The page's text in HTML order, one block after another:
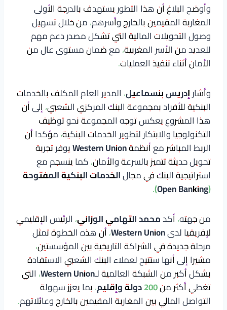
وأوضح البلاغ أن هذا التطور يستهدف بالدرجة الأولى
المغاربة المقيمين بالخارج وأسرهم، من خلال تسهيل
وصول التحويلات المالية التي تشكل مصدر دعم مهم
للعديد من الأسر المغربية، مع ضمان مستوى عال من
الأمان أثناء تنفيذ العمليات.
وأشارإدريس بنسماعيل، المدير العام المكلف بالخدمات
البنكية للأفراد بمجموعة البنك المركزي الشعبي، إلى أن
هذا المشروع يعكس توجه المجموعة نحو توظيف
التكنولوجيا والابتكار لتطوير الخدمات البنكية، مؤكدا أن
الربط المباشر مع أنظمةWestern Unionيوفر تجربة
تحويل حديثة تتميز بالسرعة والأمان، كما ينسجم مع
استراتيجية البنك في مجالالخدمات البنكية المفتوحة
(Open Banking)
.
من جهته، أكدمحمد التهامي الوزاني، الرئيس الإقليمي
لإفريقيا لدىWestern Union، أن هذه الخطوة تمثل
مرحلة جديدة في الشراكة التاريخية بين المؤسستين،
مشيرا إلى أنها ستتيح لعملاء البنك الشعبي الاستفادة
بشكل أكبر من الشبكة العالمية لـWestern Union، التي
تغطي أكثر من200 دولة وإقليم
، بما يعزز سهولة
التواصل المالي بين المغاربة المقيمين بالخارج وعائلاتهم.